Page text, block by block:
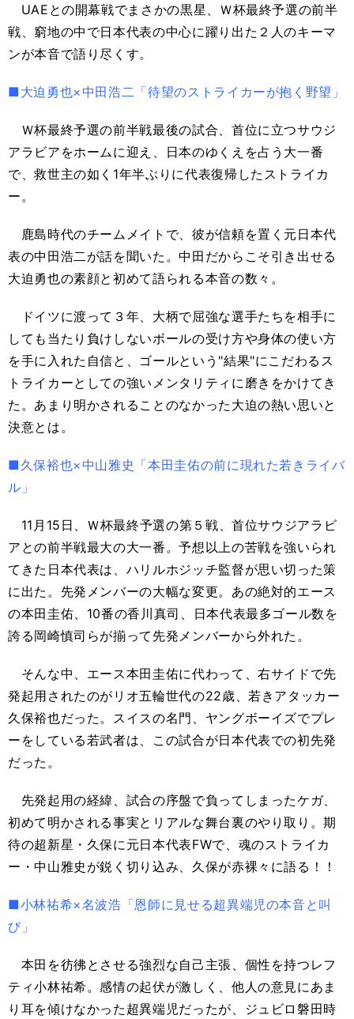
UAEとの開幕戦でまさかの黒星、Ｗ杯最終予選の前半
戦、窮地の中で日本代表の中心に躍り出た２人のキーマ
ンが本音で語り尽くす。
■大迫勇也×中田浩二「待望のストライカーが抱く野望」
Ｗ杯最終予選の前半戦最後の試合、首位に立つサウジ
アラビアをホームに迎え、日本のゆくえを占う大一番
で、救世主の如く1年半ぶりに代表復帰したストライカ
ー。
鹿島時代のチームメイトで、彼が信頼を置く元日本代
表の中田浩二が話を聞いた。中田だからこそ引き出せる
大迫勇也の素顔と初めて語られる本音の数々。
ドイツに渡って３年、大柄で屈強な選手たちを相手に
しても当たり負けしないボールの受け方や身体の使い方
を手に入れた自信と、ゴールという"結果"にこだわるス
トライカーとしての強いメンタリティに磨きをかけてき
た。あまり明かされることのなかった大迫の熱い思いと
決意とは。
■久保裕也×中山雅史「本田圭佑の前に現れた若きライバ
ル」
11月15日、Ｗ杯最終予選の第５戦、首位サウジアラビ
アとの前半戦最大の大一番。予想以上の苦戦を強いられ
てきた日本代表は、ハリルホジッチ監督が思い切った策
に出た。先発メンバーの大幅な変更。あの絶対的エース
の本田圭佑、10番の香川真司、日本代表最多ゴール数を
誇る岡崎慎司らが揃って先発メンバーから外れた。
そんな中、エース本田圭佑に代わって、右サイドで先
発起用されたのがリオ五輪世代の22歳、若きアタッカー
久保裕也だった。スイスの名門、ヤングボーイズでプレ
ーをしている若武者は、この試合が日本代表での初先発
だった。
先発起用の経緯、試合の序盤で負ってしまったケガ、
初めて明かされる事実とリアルな舞台裏のやり取り。期
待の超新星・久保に元日本代表FWで、魂のストライカ
ー・中山雅史が鋭く切り込み、久保が赤裸々に語る！！
■小林祐希×名波浩「恩師に見せる超異端児の本音と叫
び」
本田を彷彿とさせる強烈な自己主張、個性を持つレフ
ティ小林祐希。感情の起伏が激しく、他人の意見にあま
り耳を傾けなかった超異端児だったが、ジュビロ磐田時